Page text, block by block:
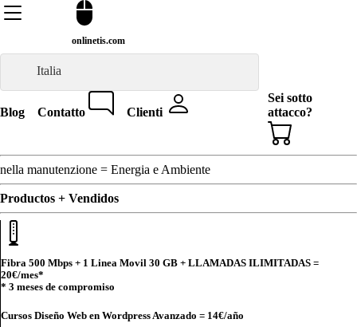
onlinetis.com
Italia
Blog Contatto Clienti
Sei sotto
attacco?
nella manutenzione = Energia e Ambiente
Productos + Vendidos
Fibra 500 Mbps + 1 Linea Movil 30 GB + LLAMADAS ILIMITADAS =
20€/mes*
* 3 meses de compromiso
Cursos Diseño Web en Wordpress Avanzado = 14€/año